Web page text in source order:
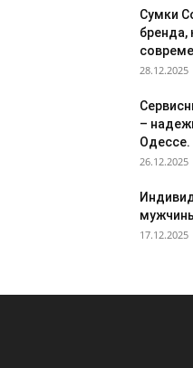
Сумки
бренда,
28.12.2025
–
Одессе.
26.12.2025
17.12.2025